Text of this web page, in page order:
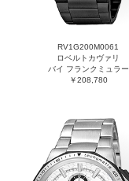
RV1G200M0061
ロベルトカヴァリ
バイ フランクミュラー
￥208,780